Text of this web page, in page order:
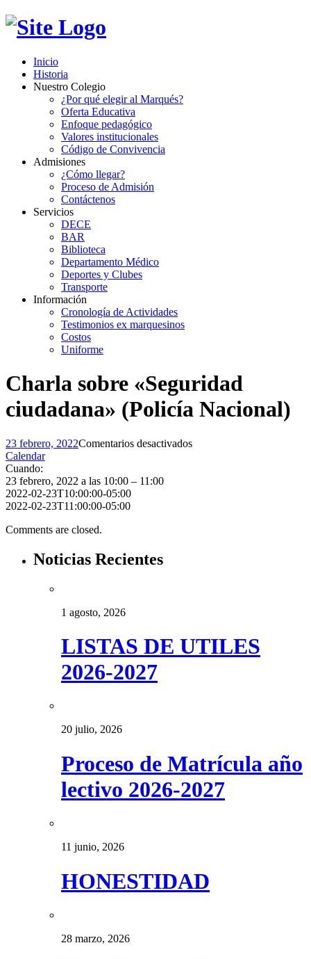
Inicio
Historia
Nuestro Colegio
¿Por qué elegir al Marqués?
Oferta Educativa
Enfoque pedagógico
Valores institucionales
Código de Convivencia
Admisiones
¿Cómo llegar?
Proceso de Admisión
Contáctenos
Servicios
DECE
BAR
Biblioteca
Departamento Médico
Deportes y Clubes
Transporte
Información
Cronología de Actividades
Testimonios ex marquesinos
Costos
Uniforme
Charla sobre «Seguridad
ciudadana» (Policía Nacional)
23 febrero, 2022Comentarios desactivadosen
Calendar
Cuando:
23 febrero, 2022 a las 10:00 – 11:00
2022-02-23T10:00:00-05:00
2022-02-23T11:00:00-05:00
Comments are closed.
Noticias Recientes
1 agosto, 2026
LISTAS DE UTILES
2026-2027
20 julio, 2026
Proceso de Matrícula año
lectivo 2026-2027
11 junio, 2026
HONESTIDAD
28 marzo, 2026